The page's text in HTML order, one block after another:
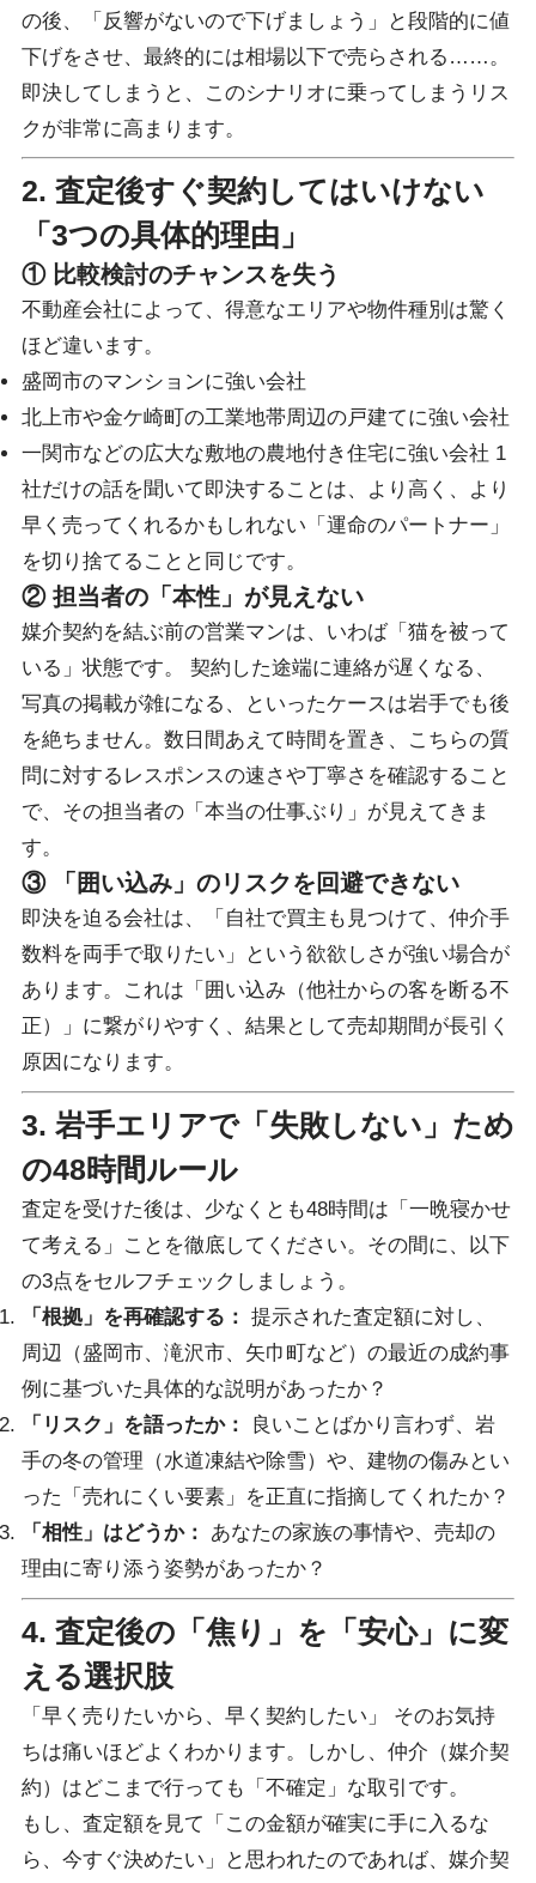
の後、「反響がないので下げましょう」と段階的に値
下げをさせ、最終的には相場以下で売らされる……。
即決してしまうと、このシナリオに乗ってしまうリス
クが非常に高まります。
2. 査定後すぐ契約してはいけない
「3つの具体的理由」
① 比較検討のチャンスを失う
不動産会社によって、得意なエリアや物件種別は驚く
ほど違います。
盛岡市のマンションに強い会社
北上市や金ケ崎町の工業地帯周辺の戸建てに強い会社
一関市などの広大な敷地の農地付き住宅に強い会社 1
社だけの話を聞いて即決することは、より高く、より
早く売ってくれるかもしれない「運命のパートナー」
を切り捨てることと同じです。
② 担当者の「本性」が見えない
媒介契約を結ぶ前の営業マンは、いわば「猫を被って
いる」状態です。 契約した途端に連絡が遅くなる、
写真の掲載が雑になる、といったケースは岩手でも後
を絶ちません。数日間あえて時間を置き、こちらの質
問に対するレスポンスの速さや丁寧さを確認すること
で、その担当者の「本当の仕事ぶり」が見えてきま
す。
③ 「囲い込み」のリスクを回避できない
即決を迫る会社は、「自社で買主も見つけて、仲介手
数料を両手で取りたい」という欲欲しさが強い場合が
あります。これは「囲い込み（他社からの客を断る不
正）」に繋がりやすく、結果として売却期間が長引く
原因になります。
3. 岩手エリアで「失敗しない」ため
の48時間ルール
査定を受けた後は、少なくとも48時間は「一晩寝かせ
て考える」ことを徹底してください。その間に、以下
の3点をセルフチェックしましょう。
「根拠」を再確認する： 提示された査定額に対し、
周辺（盛岡市、滝沢市、矢巾町など）の最近の成約事
例に基づいた具体的な説明があったか？
「リスク」を語ったか：
良いことばかり言わず、岩
手の冬の管理（水道凍結や除雪）や、建物の傷みとい
った「売れにくい要素」を正直に指摘してくれたか？
「相性」はどうか：
あなたの家族の事情や、売却の
理由に寄り添う姿勢があったか？
4. 査定後の「焦り」を「安心」に変
える選択肢
「早く売りたいから、早く契約したい」 そのお気持
ちは痛いほどよくわかります。しかし、仲介（媒介契
約）はどこまで行っても「不確定」な取引です。
もし、査定額を見て「この金額が確実に手に入るな
ら、今すぐ決めたい」と思われたのであれば、媒介契